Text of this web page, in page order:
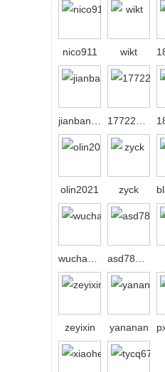
nico911 wikt
olin2021 zyck
zeyixin yananan